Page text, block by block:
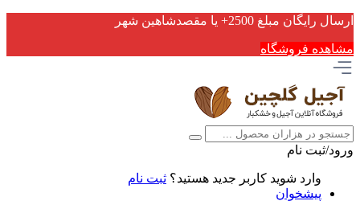
ارسال رایگان مبلغ 2500+ یا مقصدشاهین شهر
مشاهده فروشگاه
ورود/ثبت نام
وارد شوید کاربر جدید هستید؟ ثبت نام
پیشخوان